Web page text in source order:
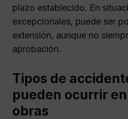
plazo establecido. En
excepcionales, puede ser
extensión, aunque no
aprobación.
Tipos de
pueden ocurrir
obras